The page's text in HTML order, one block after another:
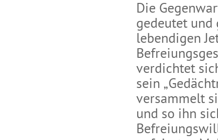
Die
gedeutet
lebendigen
verdichtet
sein
versammelt
und so ihn